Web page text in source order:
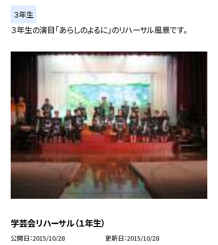
３年生
３年生の演目「あらしのよるに」のリハーサル風景です。
学芸会リハーサル（１年生）
公開日 2015/10/28 更新日 2015/10/28